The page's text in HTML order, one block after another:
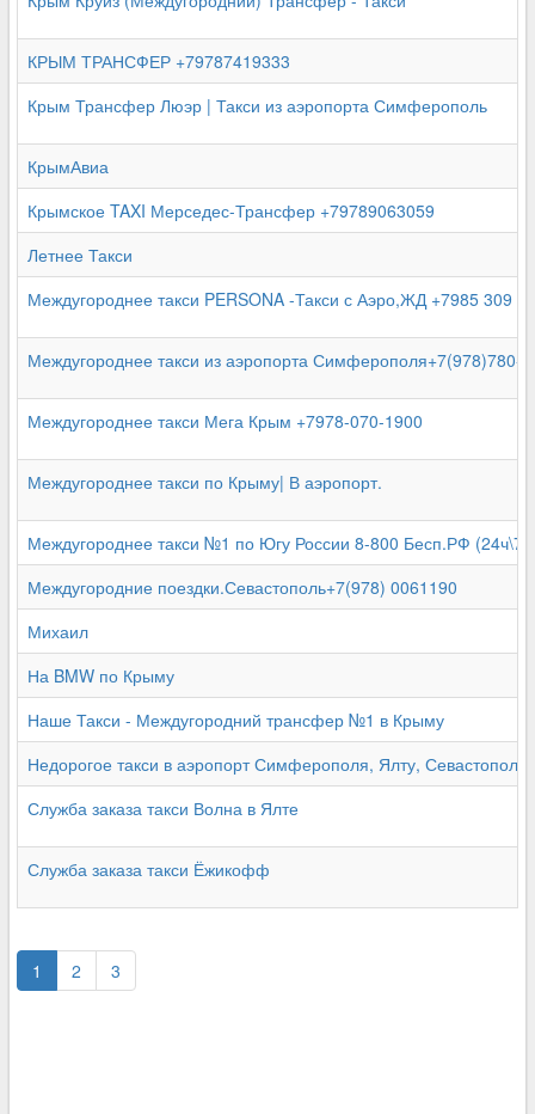
КРЫМ ТРАНСФЕР +79787419333
Крым Трансфер Люэр | Такси из аэропорта Симферополь
КрымАвиа
Крымское TAXI Мерседес-Трансфер +79789063059
Летнее Такси
Междугороднее такси PERSONA -Такси с Аэро,ЖД +7985 309
Междугороднее такси из аэропорта Симферополя+7(978)780-
Междугороднее такси Мега Крым +7978-070-1900
Междугороднее такси по Крыму| В аэропорт.
Междугороднее такси №1 по Югу России 8-800 Бесп.РФ
Междугородние поездки.Севастополь+7(978) 0061190
Михаил
На BMW по Крыму
Наше Такси - Междугородний трансфер №1 в Крыму
Недорогое такси в аэропорт Симферополя, Ялту, Севастополь
Служба заказа такси Волна в Ялте
Служба заказа такси Ёжикофф
1 2 3